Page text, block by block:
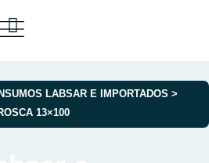
INSUMOS LABSAR E IMPORTADOS >
13×100